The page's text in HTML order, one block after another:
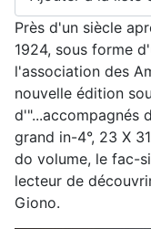
Près d'un siècle
1924, sous forme
l'association des
nouvelle édition
d'"...accompagnés
grand in-4°, 23 X
do volume, le fac-
lecteur de
Giono.